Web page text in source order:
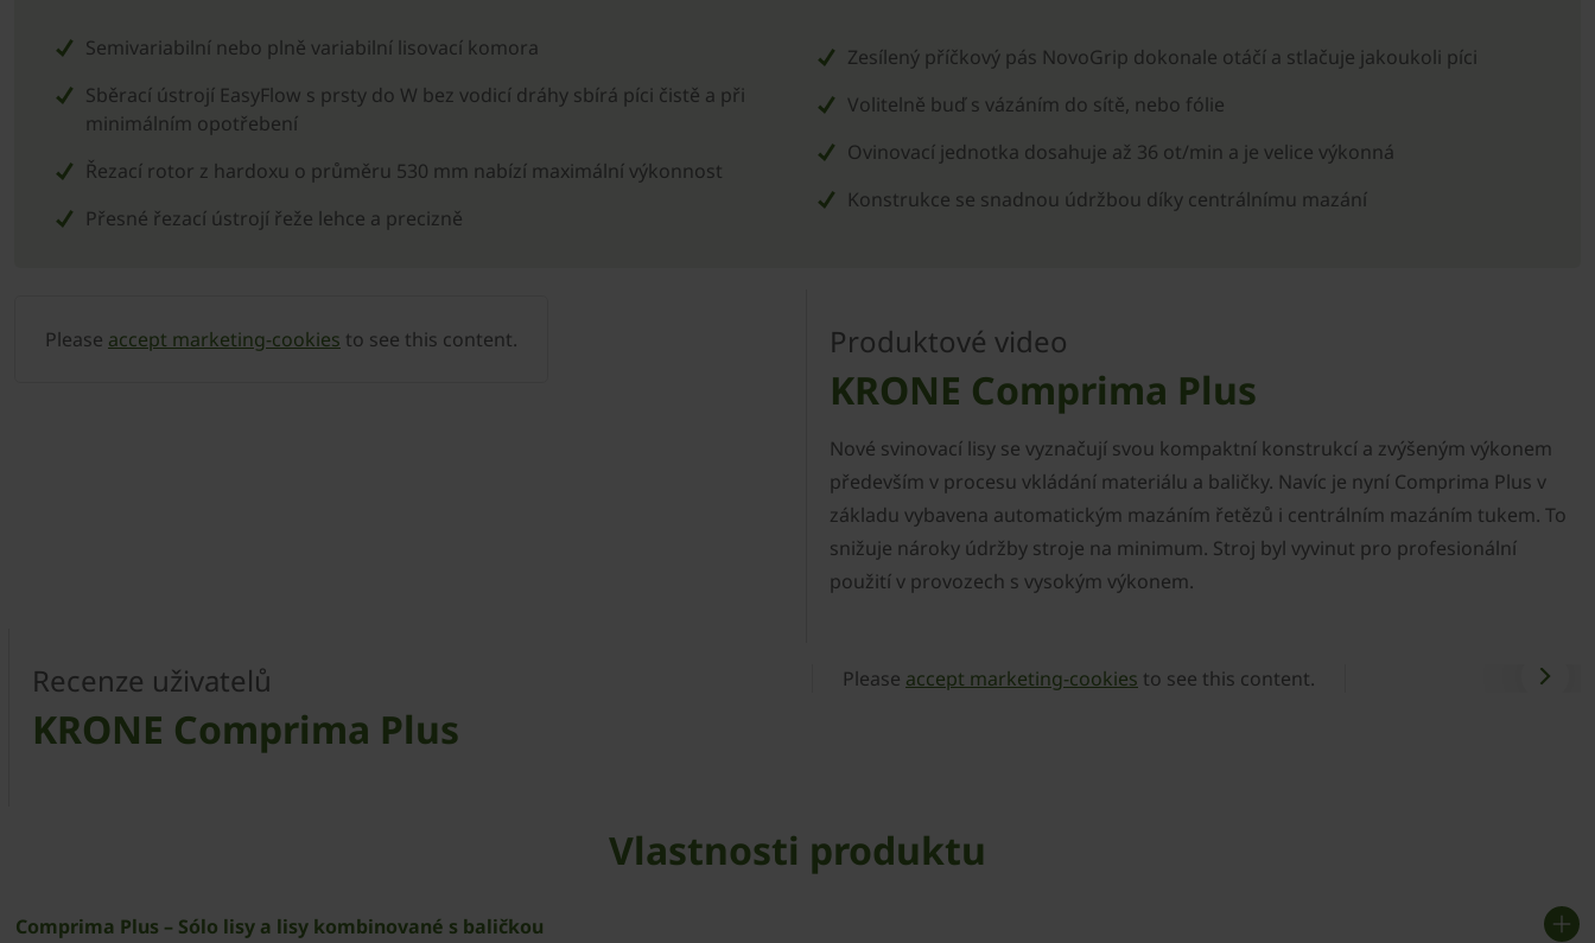
Semivariabilní nebo plně variabilní lisovací komora
Sběrací ústrojí EasyFlow s prsty do W bez vodicí dráhy sbírá píci čistě a při
minimálním opotřebení
Řezací rotor z hardoxu o průměru 530 mm nabízí maximální výkonnost
Přesné řezací ústrojí řeže lehce a precizně
Zesílený příčkový pás NovoGrip dokonale otáčí a stlačuje jakoukoli píci
Volitelně buď s vázáním do sítě, nebo fólie
Ovinovací jednotka dosahuje až 36 ot/min a je velice výkonná
Konstrukce se snadnou údržbou díky centrálnímu mazání
Please accept marketing-cookies to see this content. Produktové video
KRONE Comprima Plus
Nové svinovací lisy se vyznačují svou kompaktní konstrukcí a zvýšeným výkonem
především v procesu vkládání materiálu a baličky. Navíc je nyní Comprima Plus v
základu vybavena automatickým mazáním řetězů i centrálním mazáním tukem. To
snižuje nároky údržby stroje na minimum. Stroj byl vyvinut pro profesionální
použití v provozech s vysokým výkonem.
Recenze uživatelů
KRONE Comprima Plus
Please accept marketing-cookies to see this content.
Vlastnosti produktu
Comprima Plus – Sólo lisy a lisy kombinované s baličkou